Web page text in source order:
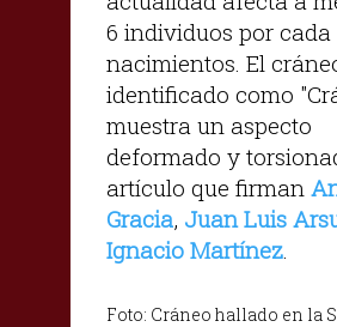
6 individuos por cada
nacimientos. El
identificado como
muestra un aspecto
deformado y
artículo que firman
Gracia, Juan Luis
Ignacio Martínez
Foto: Cráneo hallado en la